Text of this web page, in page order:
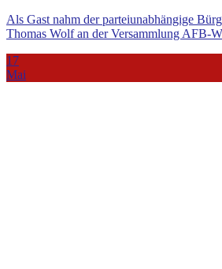
Als Gast nahm der parteiunabhängige
Thomas Wolf an der Versammlung AFB-
17
Mai